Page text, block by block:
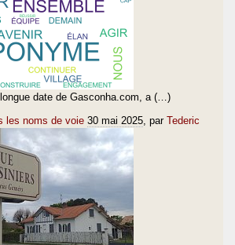
date de Gasconha.com, a (…)
les noms de voie 30 mai 2025 , par Tederic